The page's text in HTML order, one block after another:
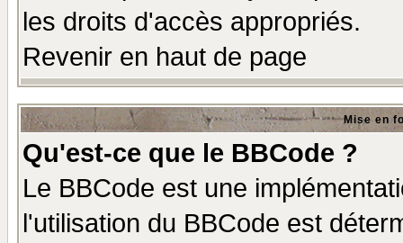
les droits d'accès appropriés.
Revenir en haut de page
Mise en
Qu'est-ce que le BBCode ?
Le BBCode est une
l'utilisation du BBCode est